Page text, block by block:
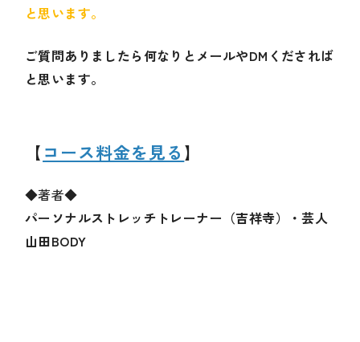
と思います。
ご質問ありましたら何なりとメールやDMくだされば
と思います。
【 コース料金を見る 】
◆著者◆
パーソナルストレッチトレーナー（吉祥寺）・芸人
山田BODY